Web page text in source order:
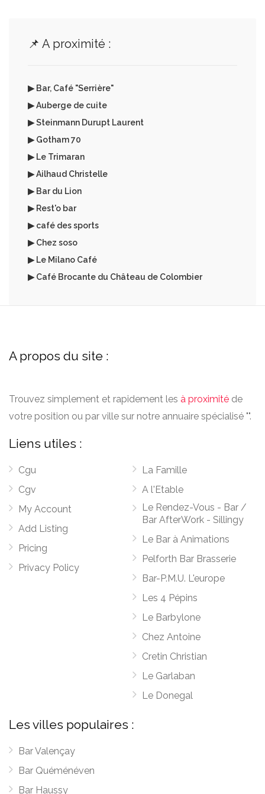
📌 A proximité :
▶ Bar, Café "Serrière"
▶ Auberge de cuite
▶ Steinmann Durupt Laurent
▶ Gotham 70
▶ Le Trimaran
▶ Ailhaud Christelle
▶ Bar du Lion
▶ Rest'o bar
▶ café des sports
▶ Chez soso
▶ Le Milano Café
▶ Café Brocante du Château de Colombier
A propos du site :
Trouvez simplement et rapidement les à proximité de
votre position ou par ville sur notre annuaire spécialisé "".
Liens utiles :
Cgu
Cgv
My Account
Add Listing
Pricing
Privacy Policy
La Famille
A l'Etable
Le Rendez-Vous - Bar /
Bar AfterWork - Sillingy
Le Bar à Animations
Pelforth Bar Brasserie
Bar-P.M.U. L'europe
Les 4 Pépins
Le Barbylone
Chez Antoine
Cretin Christian
Le Garlaban
Le Donegal
Les villes populaires :
Bar Valençay
Bar Quéménéven
Bar Haussy